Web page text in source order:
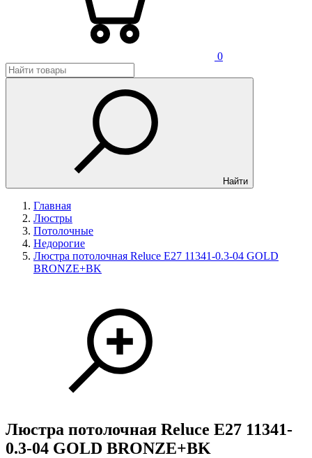
0
Найти
Главная
Люстры
Потолочные
Недорогие
Люстра потолочная Reluce E27 11341-0.3-04 GOLD
BRONZE+BK
Люстра потолочная Reluce E27 11341-
0.3-04 GOLD BRONZE+BK